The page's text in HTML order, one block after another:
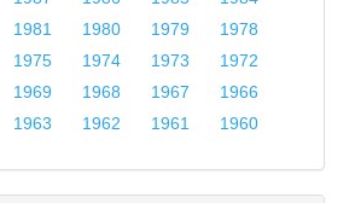
1981 1980 1979
1978
1975 1974 1973
1972
1969 1968 1967
1966
1963 1962 1961 1960